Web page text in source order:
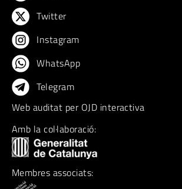
Twitter
Instagram
WhatsApp
Telegram
Web auditat per OJD interactiva
Amb la col·laboració:
Membres associats: